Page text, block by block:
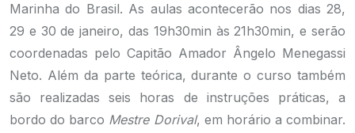
Marinha do Brasil. As aulas acontecerão nos dias 28,
29 e 30 de janeiro, das 19h30min às 21h30min, e serão
coordenadas pelo Capitão Amador Ângelo Menegassi
Neto. Além da parte teórica, durante o curso também
são realizadas seis horas de instruções práticas, a
bordo do barco Mestre Dorival, em horário a combinar.